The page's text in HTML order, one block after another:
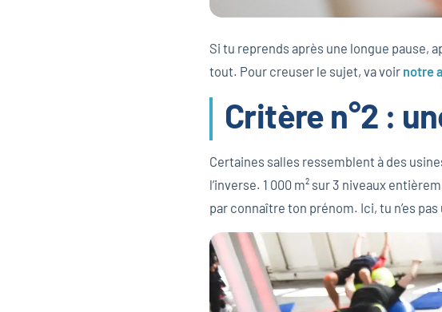
Si tu reprends après une longue pause,
tout. Pour creuser le sujet, va voir notre
Critère n°2 :
Certaines salles ressemblent à des
l’inverse. 1 000 m² sur 3 niveaux
par connaître ton prénom. Ici, tu n’es